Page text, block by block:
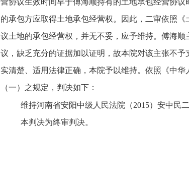
营协议生效时间早于傅海顺持有的土地承包经营协
的承包方应取得土地承包经营权。因此，二审依照
议土地的承包经营权，并无不妥，应予维持。傅海
议，缺乏充分的证据加以证明，故本院对该主张不
实清楚、适用法律正确，本院予以维持。依照《中
（一）之规定，判决如下：
维持河南省安阳中级人民法院（2015）安中民
本判决为终审判决。